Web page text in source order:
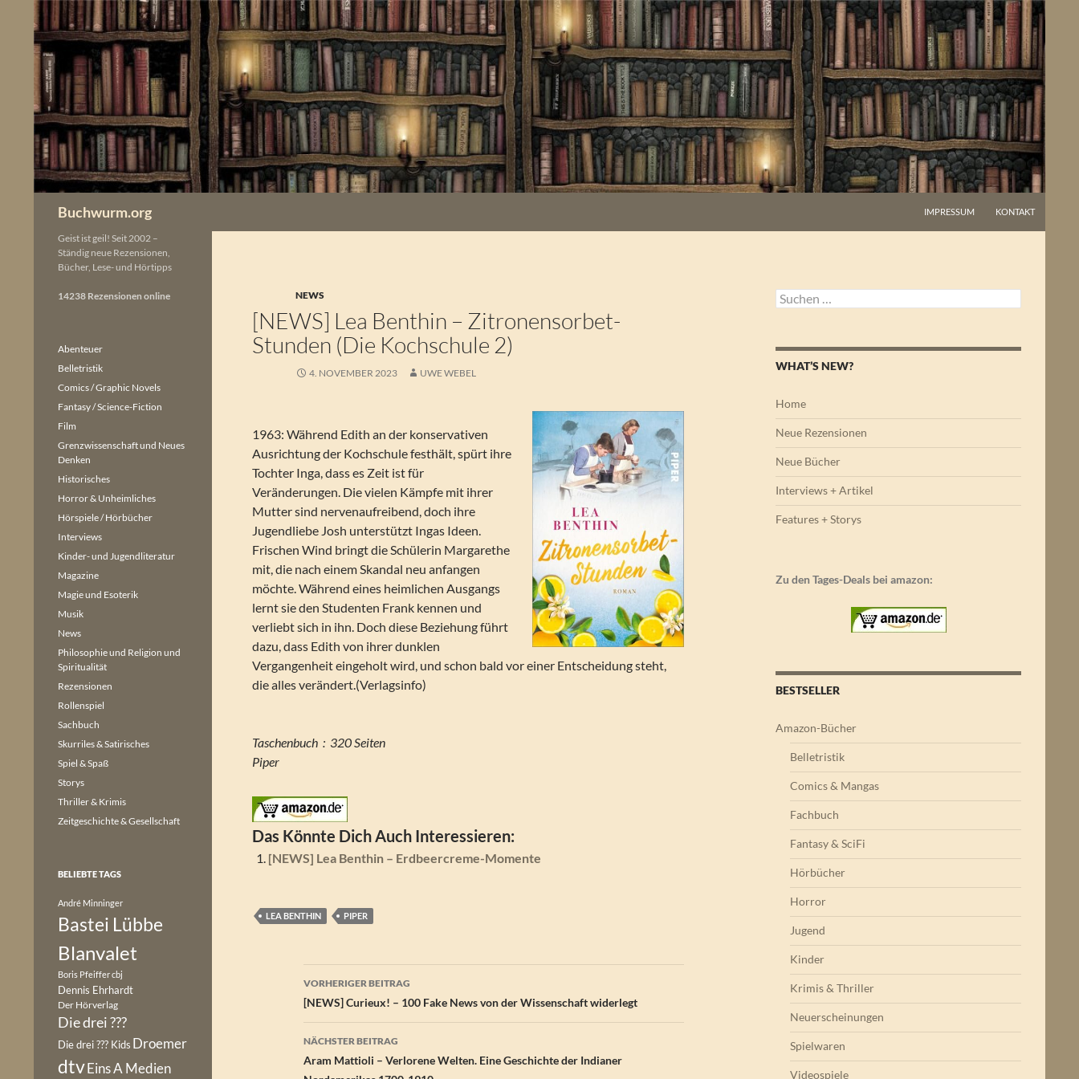
springen
Buchwurm.org IMPRESSUM KONTAKT
NEWS
[NEWS] Lea Benthin – Zitronensorbet-
Stunden (Die Kochschule 2)
4. NOVEMBER 2023 UWE WEBEL
1963: Während Edith an der konservativen
Ausrichtung der Kochschule festhält, spürt ihre
Tochter Inga, dass es Zeit ist für
Veränderungen. Die vielen Kämpfe mit ihrer
Mutter sind nervenaufreibend, doch ihre
Jugendliebe Josh unterstützt Ingas Ideen.
Frischen Wind bringt die Schülerin Margarethe
mit, die nach einem Skandal neu anfangen
möchte. Während eines heimlichen Ausgangs
lernt sie den Studenten Frank kennen und
verliebt sich in ihn. Doch diese Beziehung führt
dazu, dass Edith von ihrer dunklen
Vergangenheit eingeholt wird, und schon bald vor einer Entscheidung steht,
die alles verändert.(Verlagsinfo)
Taschenbuch ‏ : ‎ 320 Seiten
Piper
Das Könnte Dich Auch Interessieren:
[NEWS] Lea Benthin – Erdbeercreme-Momente
LEA BENTHIN PIPER
Beitragsnavigation
VORHERIGER BEITRAG
[NEWS] Curieux! – 100 Fake News von der Wissenschaft widerlegt
NÄCHSTER BEITRAG
Aram Mattioli – Verlorene Welten. Eine Geschichte der Indianer
Suchen
nach:
WHAT’S NEW?
Home
Neue Rezensionen
Neue Bücher
Interviews + Artikel
Features + Storys
Zu den Tages-Deals bei amazon:
BESTSELLER
Amazon-Bücher
Belletristik
Comics & Mangas
Fachbuch
Fantasy & SciFi
Hörbücher
Horror
Jugend
Kinder
Krimis & Thriller
Neuerscheinungen
Spielwaren
Videospiele
Geist ist geil! Seit 2002 –
Ständig neue Rezensionen,
Bücher, Lese- und Hörtipps
14238 Rezensionen online
Abenteuer
Belletristik
Comics / Graphic Novels
Fantasy / Science-Fiction
Film
Grenzwissenschaft und Neues
Denken
Historisches
Horror & Unheimliches
Hörspiele / Hörbücher
Interviews
Kinder- und Jugendliteratur
Magazine
Magie und Esoterik
Musik
News
Philosophie und Religion und
Spiritualität
Rezensionen
Rollenspiel
Sachbuch
Skurriles & Satirisches
Spiel & Spaß
Storys
Thriller & Krimis
Zeitgeschichte & Gesellschaft
BELIEBTE TAGS
André Minninger
Bastei Lübbe
Blanvalet
Boris Pfeiffercbj
Dennis Ehrhardt
Der Hörverlag
Die drei ???
Die drei ??? Kids Droemer
dtvEins A Medien